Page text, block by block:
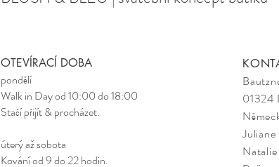
OTEVÍRACÍ DOBA
pondělí
Walk in Day od 10:00 do 18:00
Stačí přijít & procházet.
úterý až sobota
Kování od 9 do 22 hodin.
01324